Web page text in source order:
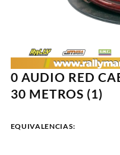
0 AUDIO RED
30 METROS (1)
EQUIVALENCIAS: